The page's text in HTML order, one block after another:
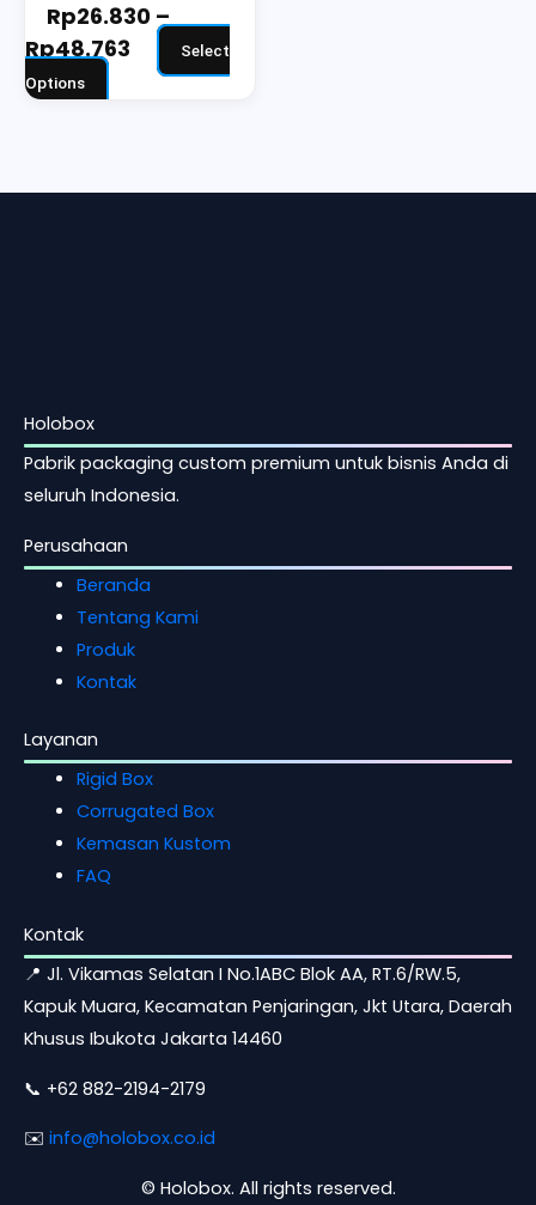
Rp26.830 –
Rp48.763
Select
Options
Holobox
Pabrik packaging custom premium untuk bisnis Anda di
seluruh Indonesia.
Perusahaan
Beranda
Tentang Kami
Produk
Kontak
Layanan
Rigid Box
Corrugated Box
Kemasan Kustom
FAQ
Kontak
📍 Jl. Vikamas Selatan I No.1ABC Blok AA, RT.6/RW.5,
Kapuk Muara, Kecamatan Penjaringan, Jkt Utara, Daerah
Khusus Ibukota Jakarta 14460
📞 +62 882-2194-2179
✉️ info@holobox.co.id
© Holobox. All rights reserved.